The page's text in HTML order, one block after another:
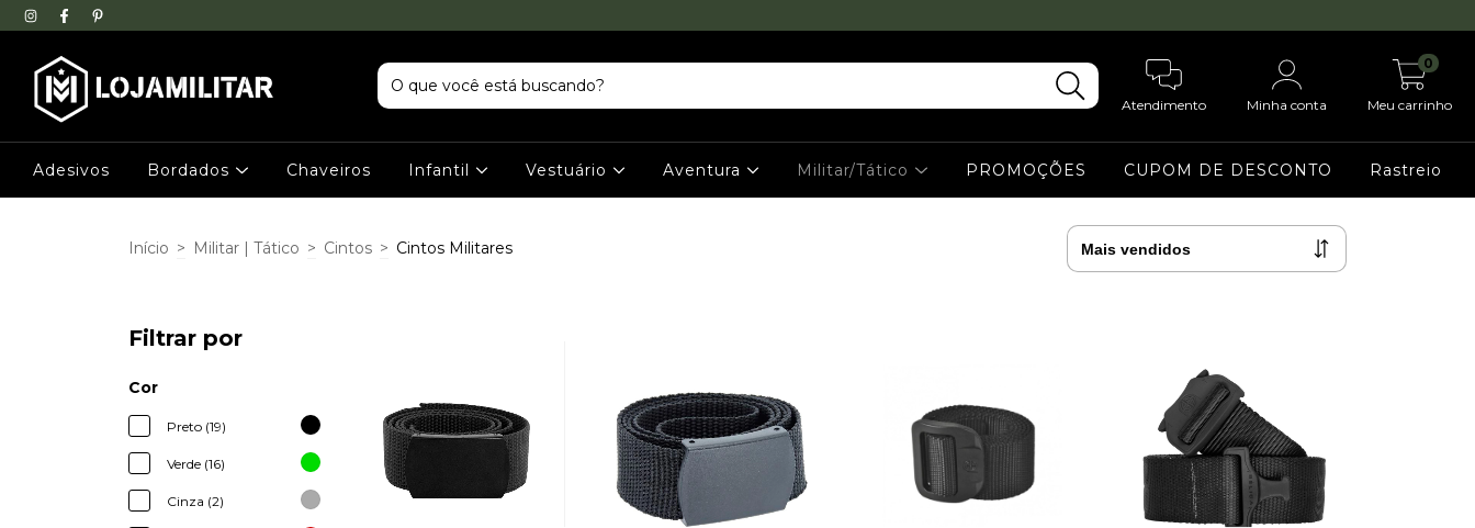
Atendimento Minha conta Meu carrinho
0
Adesivos Bordados Chaveiros Infantil Vestuário Aventura Militar/Tático PROMOÇÕES CUPOM DE DESCONTO Rastreio
Início > Militar | Tático > Cintos > Cintos Militares
Filtrar por
Cor
Preto (19)
Verde (16)
Cinza (2)